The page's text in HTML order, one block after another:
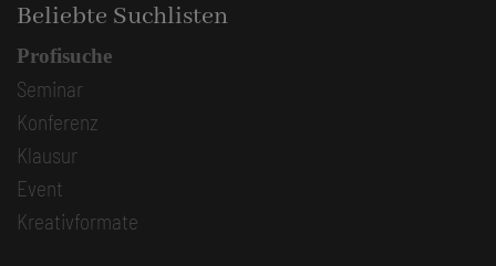
Beliebte Suchlisten
Profisuche
Seminar
Konferenz
Klausur
Event
Kreativformate